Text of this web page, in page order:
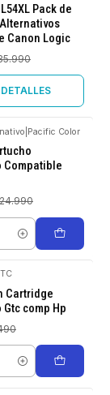
Pack de
Canon Logic
Pacific Color
Compatible
Cartridge
comp Hp